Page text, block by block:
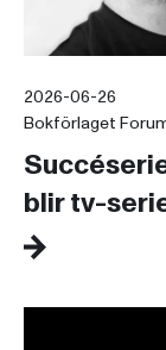
2026-06-26
Bokförlaget
blir tv-